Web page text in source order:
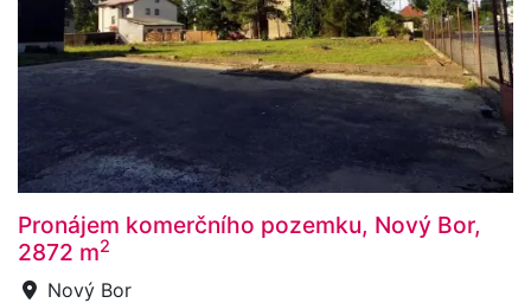
Pronájem komerčního pozemku, Nový Bor,
2872 m2
Nový Bor